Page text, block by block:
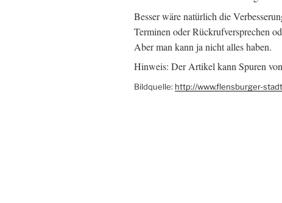
Besser wäre natürlich die
Terminen oder Rückrufversprechen
Aber man kann ja nicht alles haben.
Hinweis: Der Artikel kann Spuren
Bildquelle: http://www.flensburger-